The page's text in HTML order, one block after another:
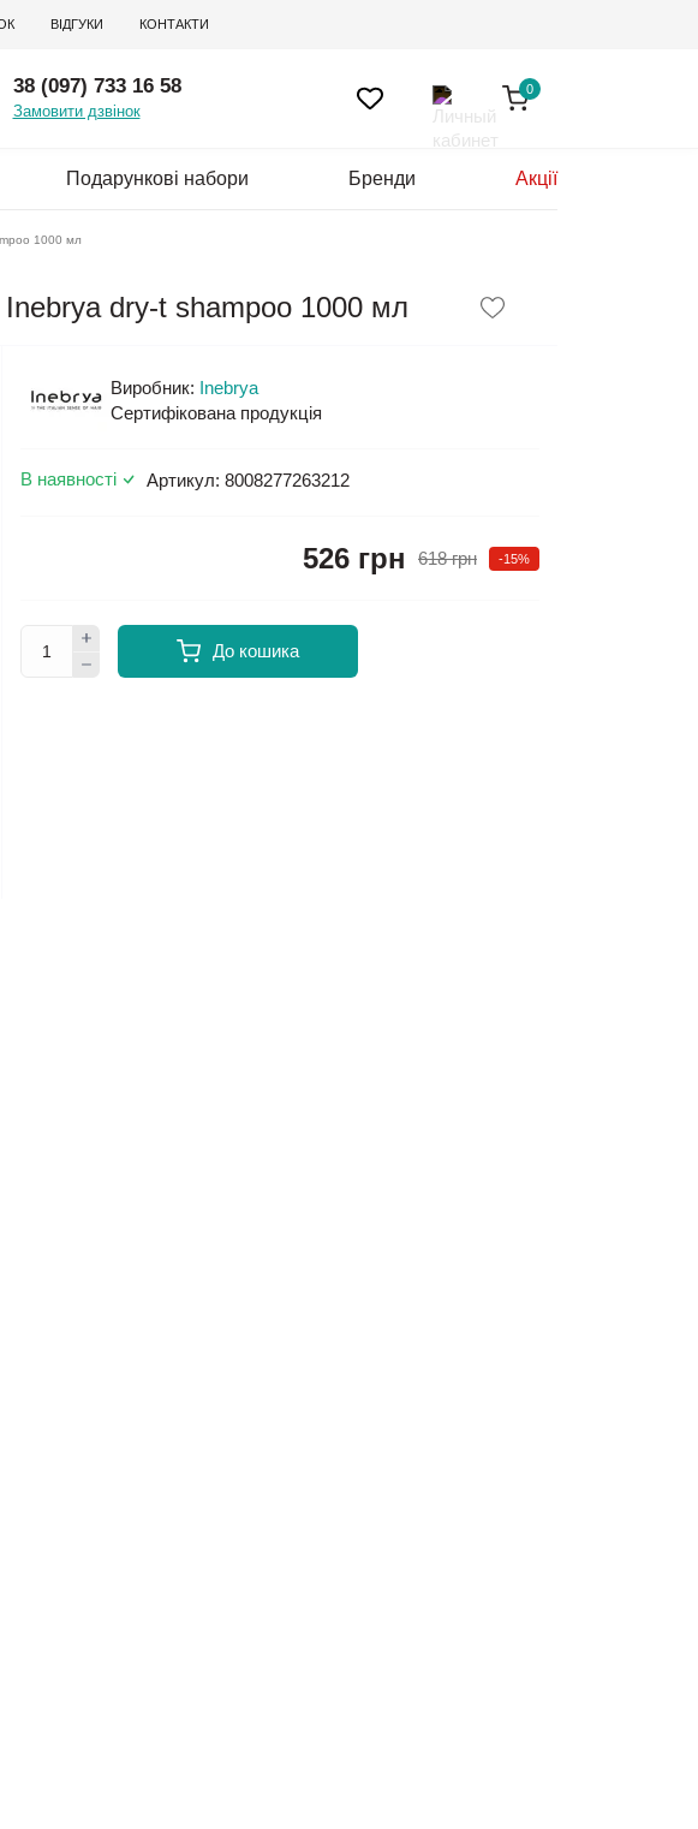
ВІДГУКИ КОНТАКТИ
38 (097) 733 16 58
Замовити дзвінок
0
Подарункові набори Бренди Акції
1000 мл
dry-t shampoo 1000 мл
Виробник: Inebrya
Сертифікована продукція
В наявності Артикул: 8008277263212
618 грн -15%
526 грн
До кошика